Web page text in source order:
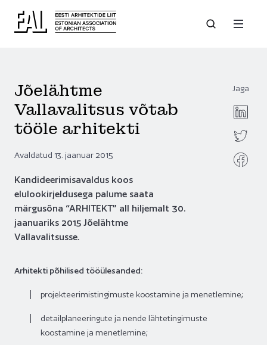
Jaga
Jõelähtme
Vallavalitsus võtab
tööle arhitekti
Avaldatud 13. jaanuar 2015
Kandideerimisavaldus koos
elulookirjeldusega palume saata
märgusõna “ARHITEKT” all hiljemalt 30.
jaanuariks 2015 Jõelähtme
Vallavalitsusse.
Arhitekti põhilised tööülesanded:
projekteerimistingimuste koostamine ja menetlemine;
detailplaneeringute ja nende lähtetingimuste
koostamine ja menetlemine;